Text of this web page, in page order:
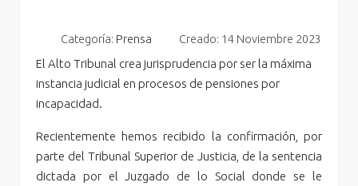
Categoría: Prensa Creado: 14 Noviembre 2023
El Alto Tribunal crea jurisprudencia por ser la máxima
instancia judicial en procesos de pensiones por
incapacidad.
Recientemente hemos recibido la confirmación, por
parte del Tribunal Superior de Justicia, de la sentencia
dictada por el Juzgado de lo Social donde se le